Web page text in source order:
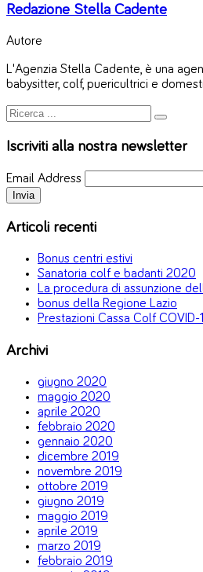
Redazione Stella Cadente
Autore
L'Agenzia Stella Cadente, è una
babysitter, colf, puericultrici e
Iscriviti alla nostra newsletter
Email Address
Articoli recenti
Bonus centri estivi
Sanatoria colf e badanti 2020
La procedura di assunzione
bonus della Regione Lazio
Prestazioni Cassa Colf COVID-
Archivi
giugno 2020
maggio 2020
aprile 2020
febbraio 2020
gennaio 2020
dicembre 2019
novembre 2019
ottobre 2019
giugno 2019
maggio 2019
aprile 2019
marzo 2019
febbraio 2019